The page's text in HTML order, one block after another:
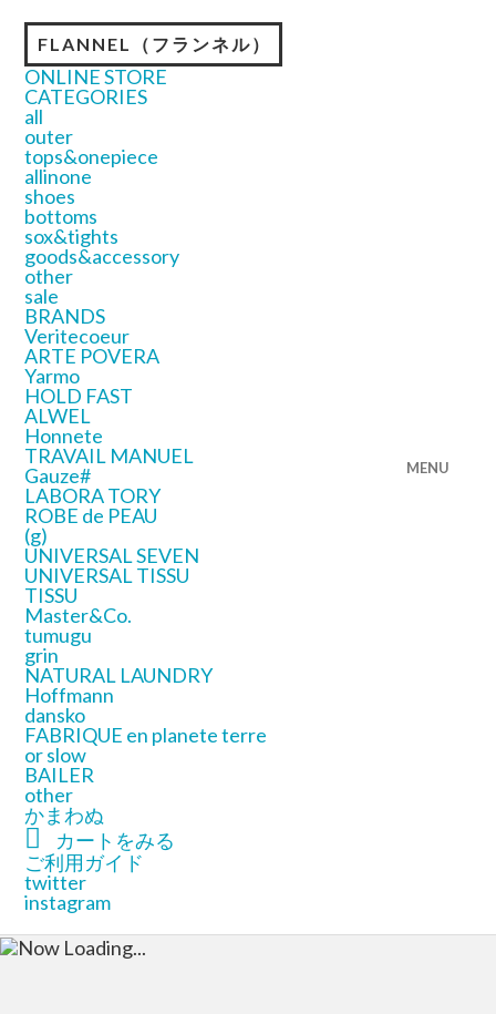
FLANNEL（フランネル）
MENU
ONLINE STORE
CATEGORIES
all
outer
tops&onepiece
allinone
shoes
bottoms
sox&tights
goods&accessory
other
sale
BRANDS
Veritecoeur
ARTE POVERA
Yarmo
HOLD FAST
ALWEL
Honnete
TRAVAIL MANUEL
Gauze#
LABORA TORY
ROBE de PEAU
(g)
UNIVERSAL SEVEN
UNIVERSAL TISSU
TISSU
Master&Co.
tumugu
grin
NATURAL LAUNDRY
Hoffmann
dansko
FABRIQUE en planete terre
or slow
BAILER
other
かまわぬ
カートをみる
ご利用ガイド
twitter
instagram